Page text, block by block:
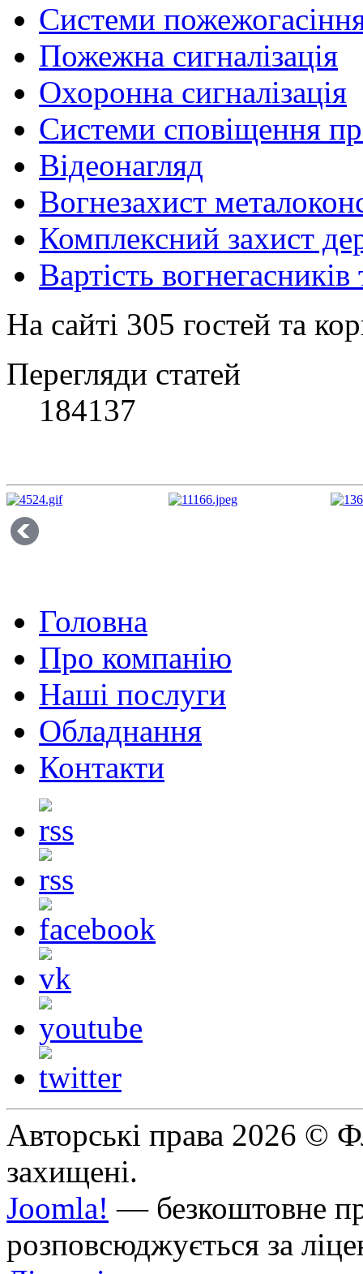
Системи
Пожежна сигналізація
Охоронна сигналізація
Системи сповіщення
Відеонагляд
Вогнезахист
Комплексний захист
Вартість
На сайті 305 гостей та
Перегляди статей
184137
Головна
Про компанію
Наші послуги
Обладнання
Контакти
Авторські права 2026 ©
захищені.
Joomla! — безкоштовне
розповсюджується за